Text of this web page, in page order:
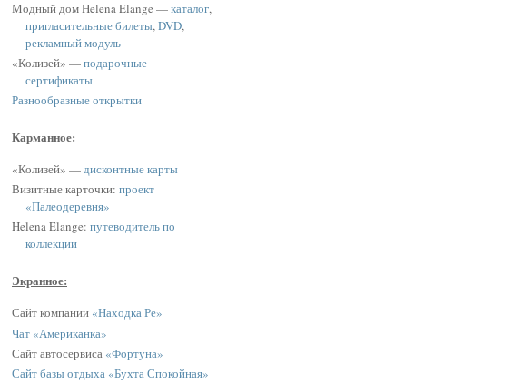
Модный дом Helena Elange —каталог,
пригласительные билеты,DVD,
рекламный модуль
«Колизей» —подарочные
сертификаты
Разнообразные открытки
Карманное:
«Колизей» —дисконтные карты
Визитные карточки: проект
«Палеодеревня»
Helena Elange: путеводитель по
коллекции
Экранное:
Сайт компании «Находка Ре»
Чат «Американка»
Сайт автосервиса «Фортуна»
Сайт базы отдыха «Бухта Спокойная»